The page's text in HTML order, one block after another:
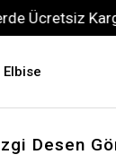
Kargo!
Elbise
Desen